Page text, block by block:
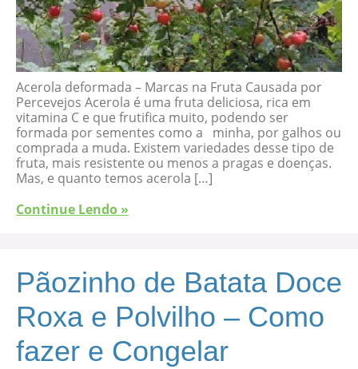
Acerola deformada – Marcas na Fruta Causada por
Percevejos Acerola é uma fruta deliciosa, rica em
vitamina C e que frutifica muito, podendo ser
formada por sementes como a minha, por galhos ou
comprada a muda. Existem variedades desse tipo de
fruta, mais resistente ou menos a pragas e doenças.
Mas, e quanto temos acerola […]
Continue Lendo »
Pãozinho de Batata Doce
Roxa e Polvilho – Como
fazer e Congelar